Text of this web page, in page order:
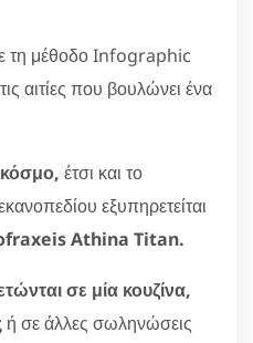
τη μέθοδο Infographic
αιτίες που βουλώνει ένα
έτσι και το
εξυπηρετείται
Athina Titan.
σε μία κουζίνα,
ή σε άλλες σωληνώσεις